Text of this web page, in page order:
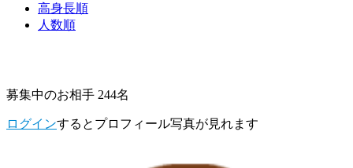
高身長順
人数順
募集中のお相手 244名
ログインするとプロフィール写真が見れます